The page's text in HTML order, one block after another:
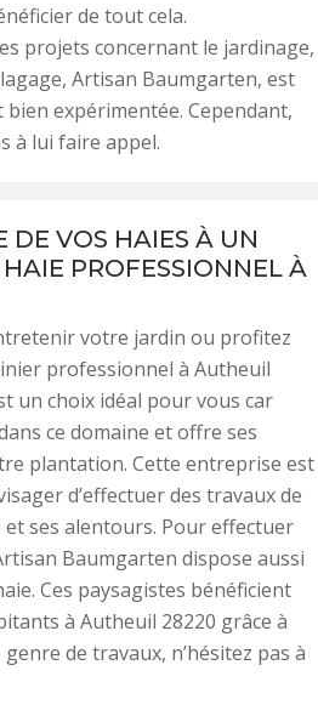
de tout cela.
projets concernant le jardinage,
Artisan Baumgarten, est
expérimentée. Cependant,
à lui faire appel.
DE VOS HAIES À UN
PROFESSIONNEL À
votre jardin ou profitez
professionnel à Autheuil
un choix idéal pour vous car
ce domaine et offre ses
plantation. Cette entreprise est
d’effectuer des travaux de
ses alentours. Pour effectuer
Baumgarten dispose aussi
Ces paysagistes bénéficient
à Autheuil 28220 grâce à
de travaux, n’hésitez pas à